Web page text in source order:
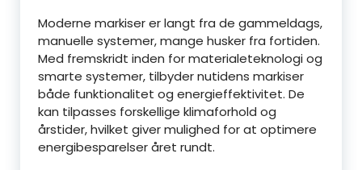
Moderne markiser er langt fra de gammeldags,
manuelle systemer, mange husker fra fortiden.
Med fremskridt inden for materialeteknologi og
smarte systemer, tilbyder nutidens markiser
både funktionalitet og energieffektivitet. De
kan tilpasses forskellige klimaforhold og
årstider, hvilket giver mulighed for at optimere
energibesparelser året rundt.